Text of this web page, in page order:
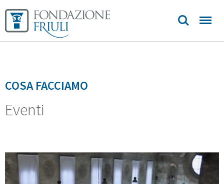
COSA FACCIAMO
Eventi